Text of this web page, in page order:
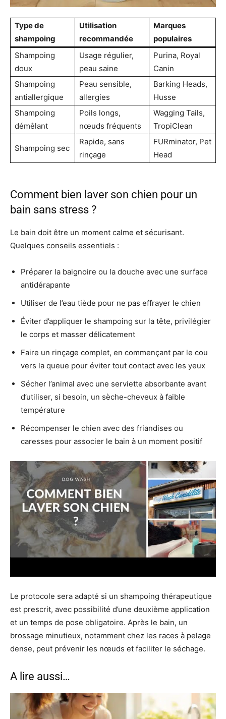
Type de
shampoing
Utilisation
recommandée
Marques
populaires
Shampoing
doux
Usage régulier,
peau saine
Purina, Royal
Canin
Shampoing
antiallergique
Peau sensible,
allergies
Barking Heads,
Husse
Shampoing
démêlant
Poils longs,
nœuds fréquents
Wagging Tails,
TropiClean
Shampoing sec
Rapide, sans
rinçage
FURminator, Pet
Head
Comment bien laver son chien pour un
bain sans stress ?
Le bain doit être un moment calme et sécurisant.
Quelques conseils essentiels :
Préparer la baignoire ou la douche avec une surface
antidérapante
Utiliser de l’eau tiède pour ne pas effrayer le chien
Éviter d’appliquer le shampoing sur la tête, privilégier
le corps et masser délicatement
Faire un rinçage complet, en commençant par le cou
vers la queue pour éviter tout contact avec les yeux
Sécher l’animal avec une serviette absorbante avant
d’utiliser, si besoin, un sèche-cheveux à faible
température
Récompenser le chien avec des friandises ou
caresses pour associer le bain à un moment positif
Le protocole sera adapté si un shampoing thérapeutique
est prescrit, avec possibilité d’une deuxième application
et un temps de pose obligatoire. Après le bain, un
brossage minutieux, notamment chez les races à pelage
dense, peut prévenir les nœuds et faciliter le séchage.
A lire aussi…